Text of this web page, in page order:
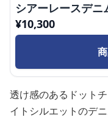
シアーレースデニ
¥10,300
透け感のあるドット
イトシルエットのデ